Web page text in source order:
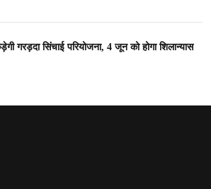
गरड़दा सिंचाई परियोजना, 4 जून को होगा शिलान्यास